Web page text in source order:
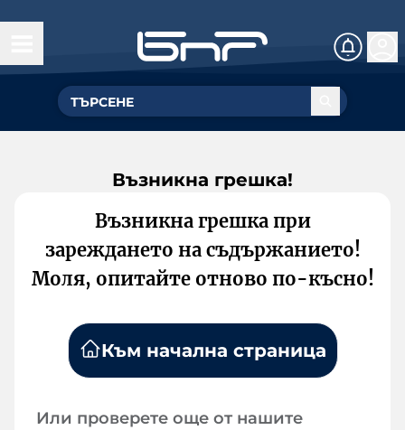
Възникна грешка!
Възникна грешка при
зареждането на съдържанието!
Моля, опитайте отново по-късно!
Към начална страница
Или проверете още от нашите